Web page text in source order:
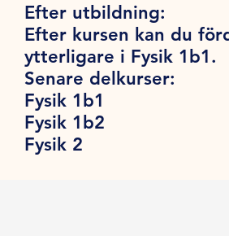
Efter utbildning:
Efter kursen kan du
ytterligare i Fysik 1b1.
Senare delkurser:
Fysik 1b1
Fysik 1b2
Fysik 2